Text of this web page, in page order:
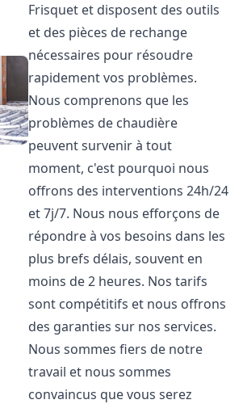
Frisquet et disposent des outils
et des pièces de rechange
nécessaires pour résoudre
rapidement vos problèmes.
Nous comprenons que les
problèmes de chaudière
peuvent survenir à tout
moment, c'est pourquoi nous
offrons des interventions 24h/24
et 7j/7. Nous nous efforçons de
répondre à vos besoins dans les
plus brefs délais, souvent en
moins de 2 heures. Nos tarifs
sont compétitifs et nous offrons
des garanties sur nos services.
Nous sommes fiers de notre
travail et nous sommes
convaincus que vous serez